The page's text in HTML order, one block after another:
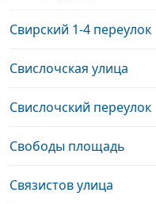
Свирский 1-4 переулок
Свислочская улица
Свислочский переулок
Свободы площадь
Связистов улица